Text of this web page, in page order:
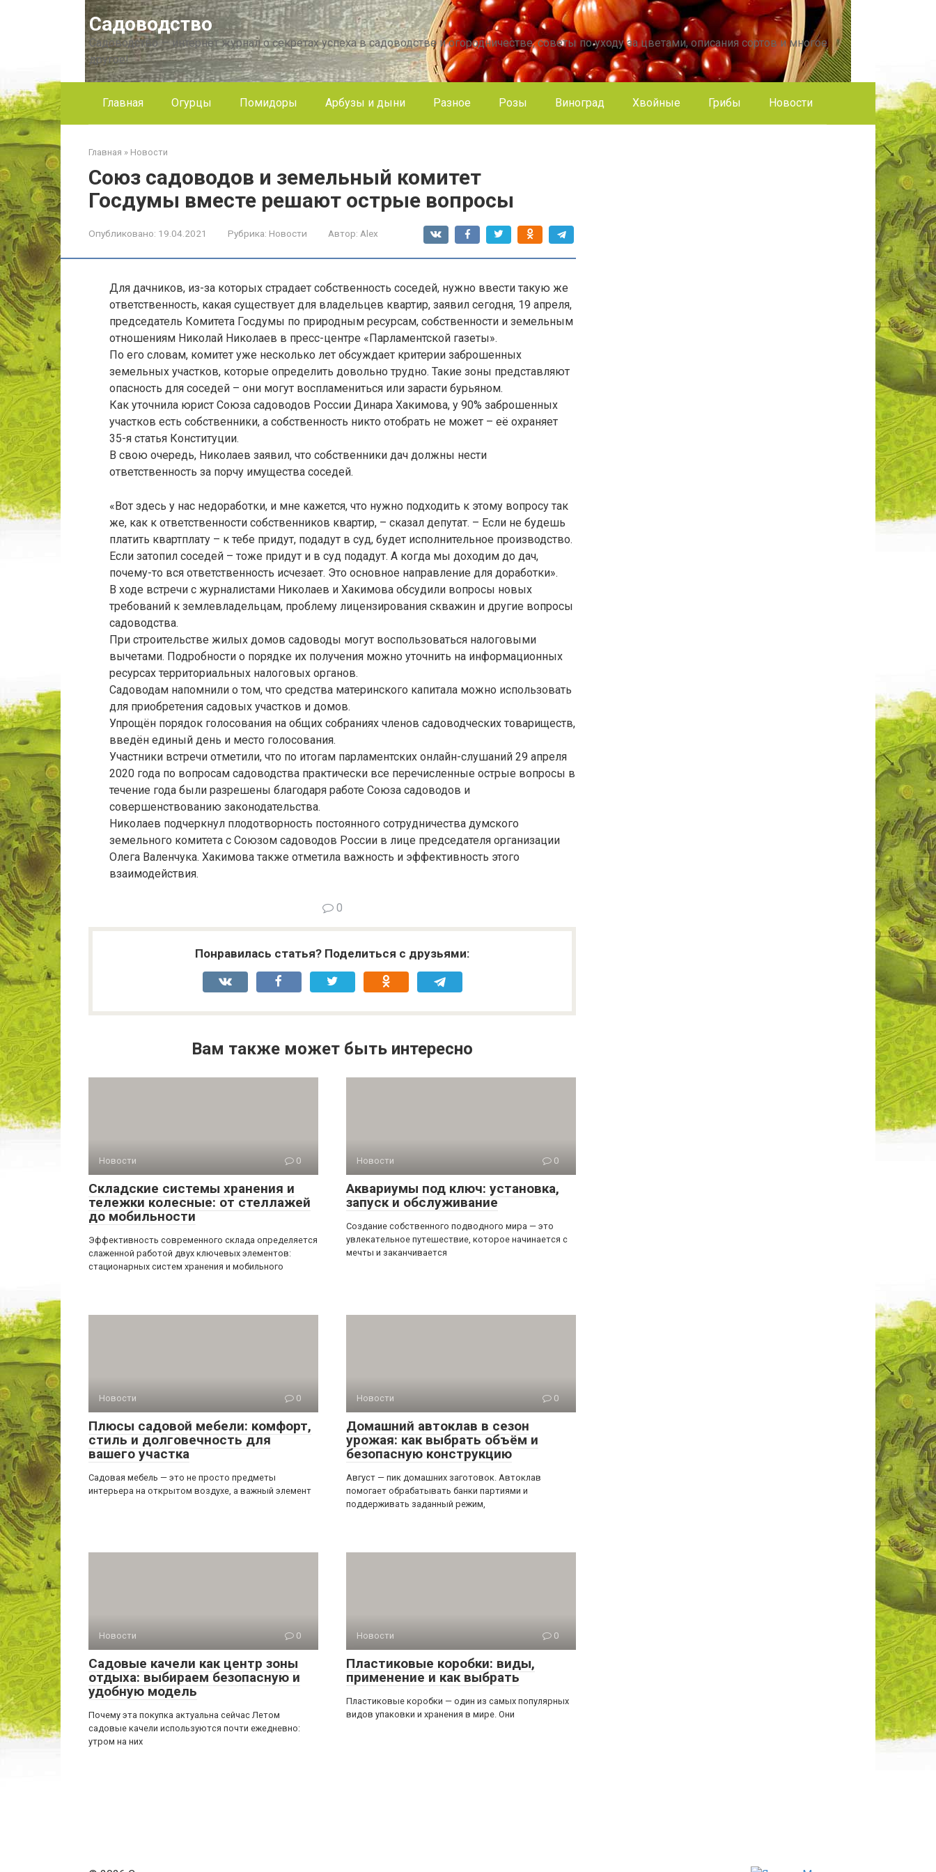
Садоводство
Садоводство — интернет журнал о секретах успеха в садоводстве и огородничестве, советы по уходу за цветами, описания сортов и многое
другое!
Главная Огурцы Помидоры Арбузы и дыни Разное Розы Виноград Хвойные Грибы Новости
Главная » Новости
Союз садоводов и земельный комитет
Госдумы вместе решают острые вопросы
Опубликовано: 19.04.2021 Рубрика: Новости Автор: Alex
Для дачников, из-за которых страдает собственность соседей, нужно ввести такую же
ответственность, какая существует для владельцев квартир, заявил сегодня, 19 апреля,
председатель Комитета Госдумы по природным ресурсам, собственности и земельным
отношениям Николай Николаев в пресс-центре «Парламентской газеты».
По его словам, комитет уже несколько лет обсуждает критерии заброшенных
земельных участков, которые определить довольно трудно. Такие зоны представляют
опасность для соседей – они могут воспламениться или зарасти бурьяном.
Как уточнила юрист Союза садоводов России Динара Хакимова, у 90% заброшенных
участков есть собственники, а собственность никто отобрать не может – её охраняет
35-я статья Конституции.
В свою очередь, Николаев заявил, что собственники дач должны нести
ответственность за порчу имущества соседей.
«Вот здесь у нас недоработки, и мне кажется, что нужно подходить к этому вопросу так
же, как к ответственности собственников квартир, – сказал депутат. – Если не будешь
платить квартплату – к тебе придут, подадут в суд, будет исполнительное производство.
Если затопил соседей – тоже придут и в суд подадут. А когда мы доходим до дач,
почему-то вся ответственность исчезает. Это основное направление для доработки».
В ходе встречи с журналистами Николаев и Хакимова обсудили вопросы новых
требований к землевладельцам, проблему лицензирования скважин и другие вопросы
садоводства.
При строительстве жилых домов садоводы могут воспользоваться налоговыми
вычетами. Подробности о порядке их получения можно уточнить на информационных
ресурсах территориальных налоговых органов.
Садоводам напомнили о том, что средства материнского капитала можно использовать
для приобретения садовых участков и домов.
Упрощён порядок голосования на общих собраниях членов садоводческих товариществ,
введён единый день и место голосования.
Участники встречи отметили, что по итогам парламентских онлайн-слушаний 29 апреля
2020 года по вопросам садоводства практически все перечисленные острые вопросы в
течение года были разрешены благодаря работе Союза садоводов и
совершенствованию законодательства.
Николаев подчеркнул плодотворность постоянного сотрудничества думского
земельного комитета с Союзом садоводов России в лице председателя организации
Олега Валенчука. Хакимова также отметила важность и эффективность этого
взаимодействия.
0
Понравилась статья? Поделиться с друзьями:
Вам также может быть интересно
Новости 0
Складские системы хранения и
тележки колесные: от стеллажей
до мобильности
Эффективность современного склада определяется
слаженной работой двух ключевых элементов:
стационарных систем хранения и мобильного
Новости 0
Аквариумы под ключ: установка,
запуск и обслуживание
Создание собственного подводного мира — это
увлекательное путешествие, которое начинается с
мечты и заканчивается
Новости 0
Плюсы садовой мебели: комфорт,
стиль и долговечность для
вашего участка
Садовая мебель — это не просто предметы
интерьера на открытом воздухе, а важный элемент
Новости 0
Домашний автоклав в сезон
урожая: как выбрать объём и
безопасную конструкцию
Август — пик домашних заготовок. Автоклав
помогает обрабатывать банки партиями и
поддерживать заданный режим,
Новости 0
Садовые качели как центр зоны
отдыха: выбираем безопасную и
удобную модель
Почему эта покупка актуальна сейчас Летом
садовые качели используются почти ежедневно:
утром на них
Новости 0
Пластиковые коробки: виды,
применение и как выбрать
Пластиковые коробки — один из самых популярных
видов упаковки и хранения в мире. Они